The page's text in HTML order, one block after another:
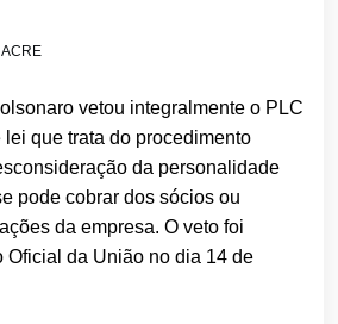
vetou integralmente o PLC
que trata do procedimento
da personalidade
pode cobrar dos sócios ou
da empresa. O veto foi
Oficial da União no dia 14 de